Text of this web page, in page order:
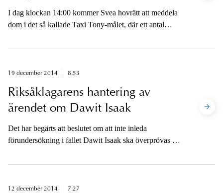
I dag klockan 14:00 kommer Svea hovrätt att meddela
dom i det så kallade Taxi Tony-målet, där ett antal
nätverk som via utkörning sålt större mängder kokain
19 december 2014 8.53
Riksåklagarens hantering av
ärendet om Dawit Isaak
Det har begärts att beslutet om att inte inleda
förundersökning i fallet Dawit Isaak ska överprövas av
12 december 2014 7.27